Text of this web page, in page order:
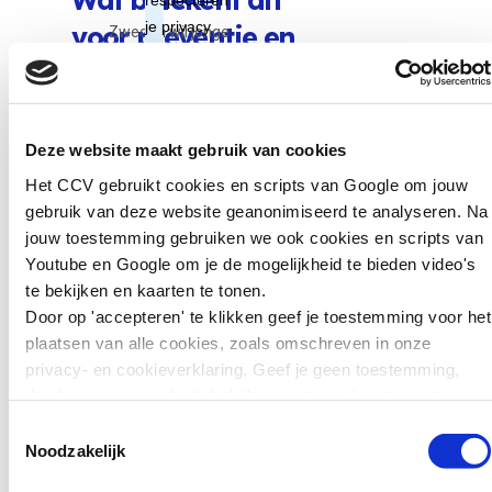
Deze website maakt gebruik van cookies
Het CCV gebruikt cookies en scripts van Google om jouw
gebruik van deze website geanonimiseerd te analyseren. Na
jouw toestemming gebruiken we ook cookies en scripts van
Youtube en Google om je de mogelijkheid te bieden video's
te bekijken en kaarten te tonen.
Door op 'accepteren' te klikken geef je toestemming voor het
plaatsen van alle cookies, zoals omschreven in onze
privacy- en cookieverklaring. Geef je geen toestemming,
Noodzakelijk
voor preventie en
de meeste kans op effect als je je
richt op mannen van 18–25 én 31–
40 jaar. Laat deze mannen zien
wat er mis kan gaan als ze iemand
‘even een gunst’ doen,
bijvoorbeeld door je bankrekening
uit te lenen aan een vriend.
Bron:Secondant: Wie zijn de
mensen die geld ontvangen uit
online fraude?
Binnen de City Deal Lokale
Zweden wil jonge
15 tot en met 17 jaar
kunnen daar sinds kort
in de gevangenis
terechtkomen in plaats
van…
Lees verder